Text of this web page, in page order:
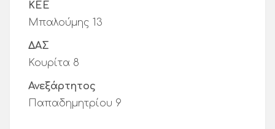
ΚΕΕ
Μπαλούμης 13
ΔΑΣ
Κουρίτα 8
Ανεξάρτητος
Παπαδημητρίου 9